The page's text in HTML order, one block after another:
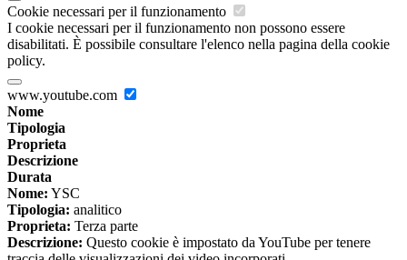
Cookie necessari per il funzionamento
I cookie necessari per il funzionamento non possono essere
disabilitati. È possibile consultare l'elenco nella pagina della cookie
policy.
www.youtube.com
Nome
Tipologia
Proprieta
Descrizione
Durata
Nome: YSC
Tipologia: analitico
Proprieta: Terza parte
Descrizione: Questo cookie è impostato da YouTube per tenere